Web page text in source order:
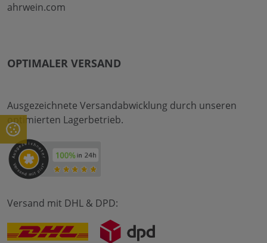
ahrwein.com
OPTIMALER VERSAND
Ausgezeichnete Versandabwicklung durch unseren
optimierten Lagerbetrieb.
Versand mit DHL & DPD: